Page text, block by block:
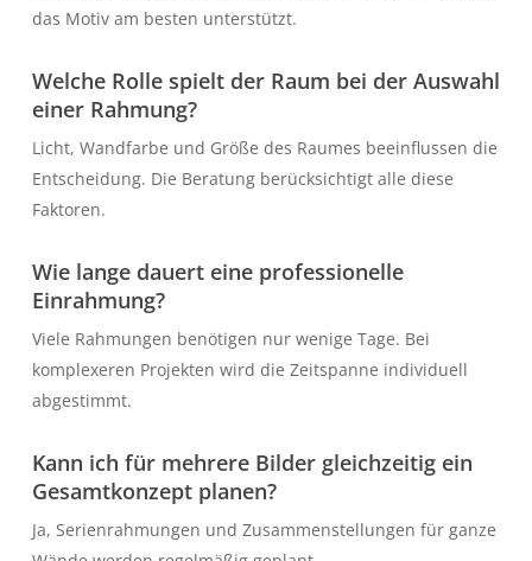
das Motiv am besten unterstützt.
Welche Rolle spielt der Raum bei der Auswahl
einer Rahmung?
Licht, Wandfarbe und Größe des Raumes beeinflussen die
Entscheidung. Die Beratung berücksichtigt alle diese
Faktoren.
Wie lange dauert eine professionelle
Einrahmung?
Viele Rahmungen benötigen nur wenige Tage. Bei
komplexeren Projekten wird die Zeitspanne individuell
abgestimmt.
Kann ich für mehrere Bilder gleichzeitig ein
Gesamtkonzept planen?
Ja, Serienrahmungen und Zusammenstellungen für ganze